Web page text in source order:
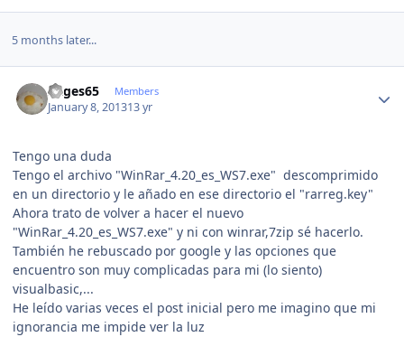
5 months later...
sitges65 Members
January 8, 201313 yr
Tengo una duda
Tengo el archivo "WinRar_4.20_es_WS7.exe" descomprimido
en un directorio y le añado en ese directorio el "rarreg.key"
Ahora trato de volver a hacer el nuevo
"WinRar_4.20_es_WS7.exe" y ni con winrar,7zip sé hacerlo.
También he rebuscado por google y las opciones que
encuentro son muy complicadas para mi (lo siento)
visualbasic,...
He leído varias veces el post inicial pero me imagino que mi
ignorancia me impide ver la luz